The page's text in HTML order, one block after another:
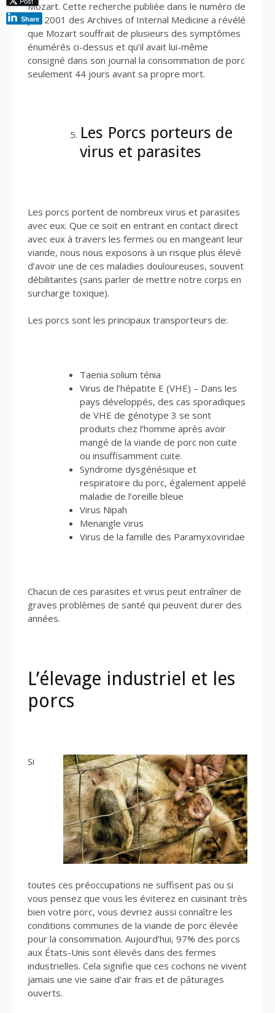
Mozart. Cette recherche publiée dans le numéro de
juin 2001 des Archives of Internal Medicine a révélé
que Mozart souffrait de plusieurs des symptômes
énumérés ci-dessus et qu’il avait lui-même
consigné dans son journal la consommation de porc
seulement 44 jours avant sa propre mort.
Les Porcs porteurs de
virus et parasites
Les porcs portent de nombreux virus et parasites
avec eux. Que ce soit en entrant en contact direct
avec eux à travers les fermes ou en mangeant leur
viande, nous nous exposons à un risque plus élevé
d’avoir une de ces maladies douloureuses, souvent
débilitantes (sans parler de mettre notre corps en
surcharge toxique).
Les porcs sont les principaux transporteurs de:
Taenia solium ténia
Virus de l’hépatite E (VHE) – Dans les
pays développés, des cas sporadiques
de VHE de génotype 3 se sont
produits chez l’homme après avoir
mangé de la viande de porc non cuite
ou insuffisamment cuite.
Syndrome dysgénésique et
respiratoire du porc, également appelé
maladie de l’oreille bleue
Virus Nipah
Menangle virus
Virus de la famille des Paramyxoviridae
Chacun de ces parasites et virus peut entraîner de
graves problèmes de santé qui peuvent durer des
années.
L’élevage industriel et les
porcs
Si
toutes ces préoccupations ne suffisent pas ou si
vous pensez que vous les éviterez en cuisinant très
bien votre porc, vous devriez aussi connaître les
conditions communes de la viande de porc élevée
pour la consommation. Aujourd’hui, 97% des porcs
aux États-Unis sont élevés dans des fermes
industrielles. Cela signifie que ces cochons ne vivent
jamais une vie saine d’air frais et de pâturages
ouverts.
Share